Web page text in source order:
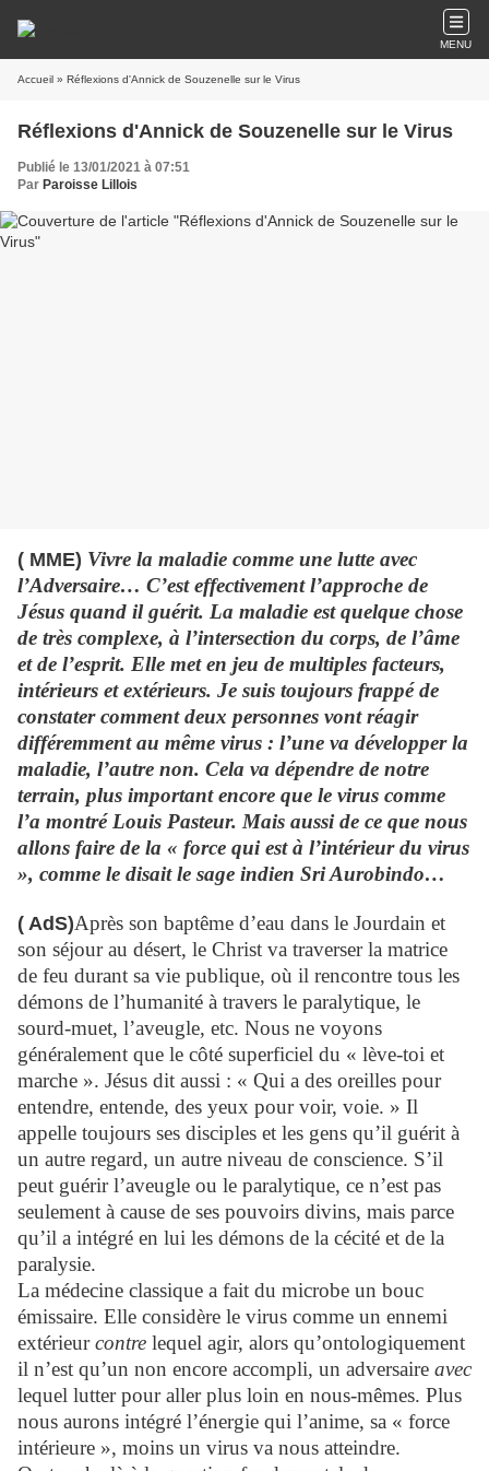
MENU
Accueil » Réflexions d'Annick de Souzenelle sur le Virus
Réflexions d'Annick de Souzenelle sur le Virus
Publié le 13/01/2021 à 07:51
Par Paroisse Lillois
( MME) Vivre la maladie comme une lutte avec
l’Adversaire… C’est effectivement l’approche de
Jésus quand il guérit. La maladie est quelque chose
de très complexe, à l’intersection du corps, de l’âme
et de l’esprit. Elle met en jeu de multiples facteurs,
intérieurs et extérieurs. Je suis toujours frappé de
constater comment deux personnes vont réagir
différemment au même virus : l’une va développer la
maladie, l’autre non. Cela va dépendre de notre
terrain, plus important encore que le virus comme
l’a montré Louis Pasteur. Mais aussi de ce que nous
allons faire de la « force qui est à l’intérieur du virus
», comme le disait le sage indien Sri Aurobindo…
( AdS)Après son baptême d’eau dans le Jourdain et
son séjour au désert, le Christ va traverser la matrice
de feu durant sa vie publique, où il rencontre tous les
démons de l’humanité à travers le paralytique, le
sourd-muet, l’aveugle, etc. Nous ne voyons
généralement que le côté superficiel du « lève-toi et
marche ». Jésus dit aussi : « Qui a des oreilles pour
entendre, entende, des yeux pour voir, voie. » Il
appelle toujours ses disciples et les gens qu’il guérit à
un autre regard, un autre niveau de conscience. S’il
peut guérir l’aveugle ou le paralytique, ce n’est pas
seulement à cause de ses pouvoirs divins, mais parce
qu’il a intégré en lui les démons de la cécité et de la
paralysie.
La médecine classique a fait du microbe un bouc
émissaire. Elle considère le virus comme un ennemi
extérieurcontre lequel agir, alors qu’ontologiquement
il n’est qu’un non encore accompli, un adversaire avec
lequel lutter pour aller plus loin en nous-mêmes. Plus
nous aurons intégré l’énergie qui l’anime, sa « force
intérieure », moins un virus va nous atteindre.